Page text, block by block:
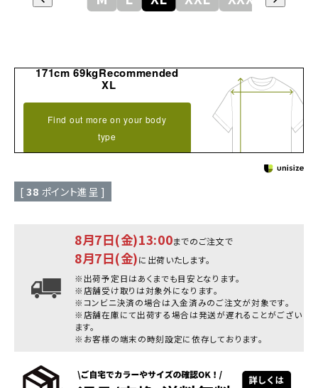
171cm 69kgRecommended
XL
Find out more on your body
type
[ 38 ポイント進呈 ]
8月7日(金)13:00までのご注文で
8月7日(金)に出荷いたします。
※出荷予定日はあくまでも目安となります。
※店舗受け取りは対象外になります。
※コンビニ決済の場合は入金済みのご注文が対象です。
※店舗在庫にて出荷する場合は発送が遅れることがござい
ます。
※お客様の端末の時刻設定に依存しております。